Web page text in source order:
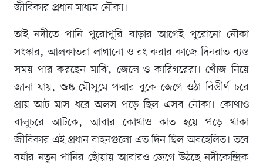
জীবিকার প্রধান মাধ্যম নৌকা।
তাই নদীতে পানি পুরোপুরি বাড়ার আগেই পুরোনো নৌকা
সংস্কার, আলকাতরা লাগানো ও রং করার কাজে দিনরাত ব্যস্ত
সময় পার করছেন মাঝি, জেলে ও কারিগরেরা। খোঁজ নিয়ে
জানা যায়, শুষ্ক মৌসুমে পদ্মার বুকে জেগে ওঠা বিস্তীর্ণ চরে
প্রায় আট মাস ধরে অলস পড়ে ছিল এসব নৌকা। কোথাও
বালুচরে আটকে, আবার কোথাও কাত হয়ে পড়ে থাকা
জীবিকার এই প্রধান বাহনগুলো এত দিন ছিল অবহেলিত। তবে
বর্ষার নতুন পানির ছোঁয়ায় আবারও জেগে উঠছে নদীকেন্দ্রিক